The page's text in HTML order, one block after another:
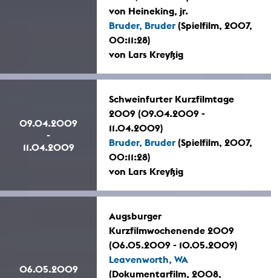
von Heineking, jr.
Bruder, Bruder (Spielfilm, 2007,
00:11:28)
von Lars Kreyßig
09.04.2009
-
11.04.2009
Schweinfurter Kurzfilmtage
2009 (09.04.2009 -
11.04.2009)
Bruder, Bruder (Spielfilm, 2007,
00:11:28)
von Lars Kreyßig
06.05.2009
Augsburger
Kurzfilmwochenende 2009
(06.05.2009 - 10.05.2009)
Leavenworth, WA
(Dokumentarfilm, 2008,